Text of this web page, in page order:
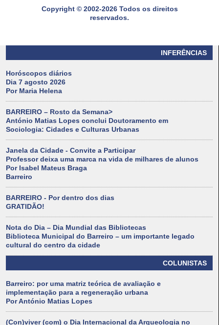
INFERÊNCIAS
Horóscopos diários
Dia 7 agosto 2026
Por Maria Helena
BARREIRO – Rosto da Semana>
António Matias Lopes conclui Doutoramento em
Sociologia: Cidades e Culturas Urbanas
Janela da Cidade - Convite a Participar
Professor deixa uma marca na vida de milhares de alunos
Por Isabel Mateus Braga
Barreiro
BARREIRO - Por dentro dos dias
GRATIDÃO!
Nota do Dia – Dia Mundial das Bibliotecas
Biblioteca Municipal do Barreiro – um importante legado
cultural do centro da cidade
COLUNISTAS
Barreiro: por uma matriz teórica de avaliação e
implementação para a regeneração urbana
Por António Matias Lopes
(Con)viver (com) o Dia Internacional da Arqueologia no
Copyright © 2002-2026 Todos os direitos
reservados.